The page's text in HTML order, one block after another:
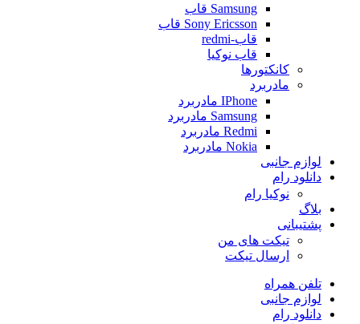
Samsung قاب
Sony Ericsson قاب
قاب-redmi
قاب نوکیا
کانکتورها
مادربرد
IPhone مادربرد
Samsung مادربرد
Redmi مادربرد
Nokia مادربرد
لوازم جانبی
دانلود رام
نوکیا رام
بلاگ
پشتیبانی
تیکت های من
ارسال تیکت
تلفن همراه
لوازم جانبی
دانلود رام